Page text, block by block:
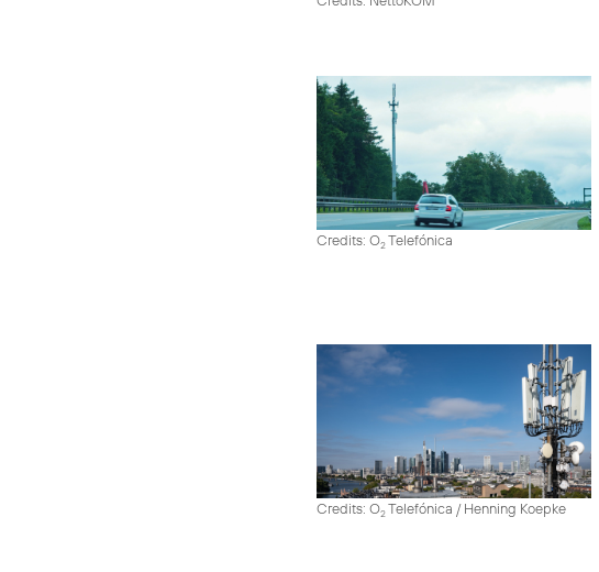
Credits: O2Telefónica
Credits: O2Telefónica / Henning Koepke